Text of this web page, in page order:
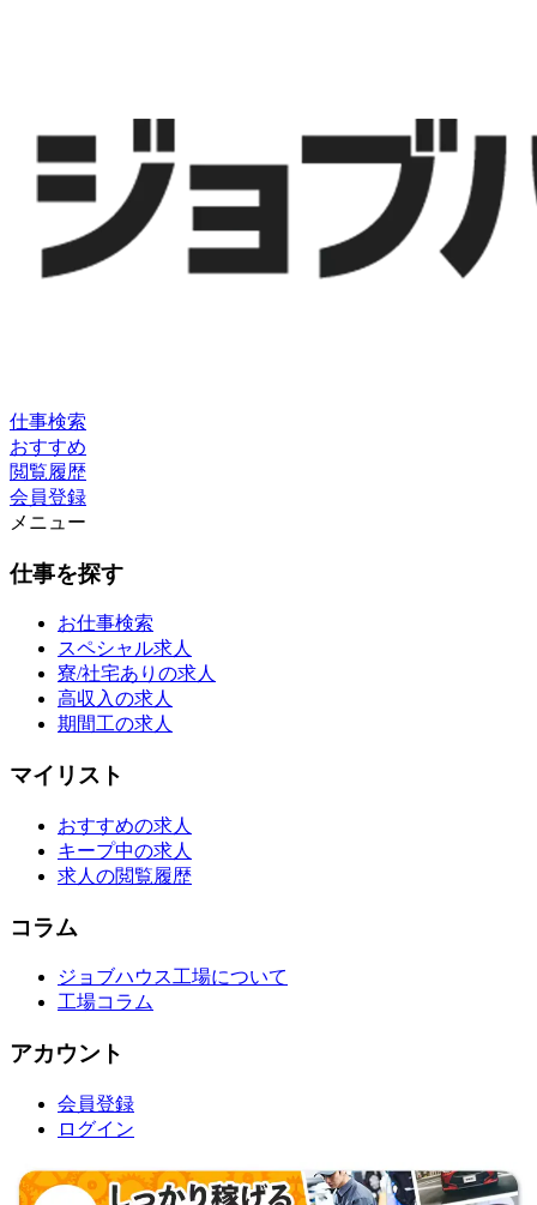
仕事検索
おすすめ
閲覧履歴
会員登録
メニュー
仕事を探す
お仕事検索
スペシャル求人
寮/社宅ありの求人
高収入の求人
期間工の求人
マイリスト
おすすめの求人
キープ中の求人
求人の閲覧履歴
コラム
ジョブハウス工場について
工場コラム
アカウント
会員登録
ログイン